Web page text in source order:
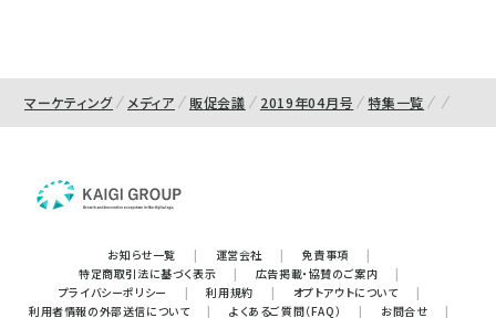
マーケティング メディア 販促会議 2019年04月号 特集一覧
お知らせ一覧 | 運営会社 | 免責事項
|
特定商取引法に基づく表示
| 広告掲載・協賛のご案内
|
プライバシーポリシー
| 利用規約 | オプトアウトについて
|
利用者情報の外部送信について
| よくあるご質問（FAQ） | お問合せ |